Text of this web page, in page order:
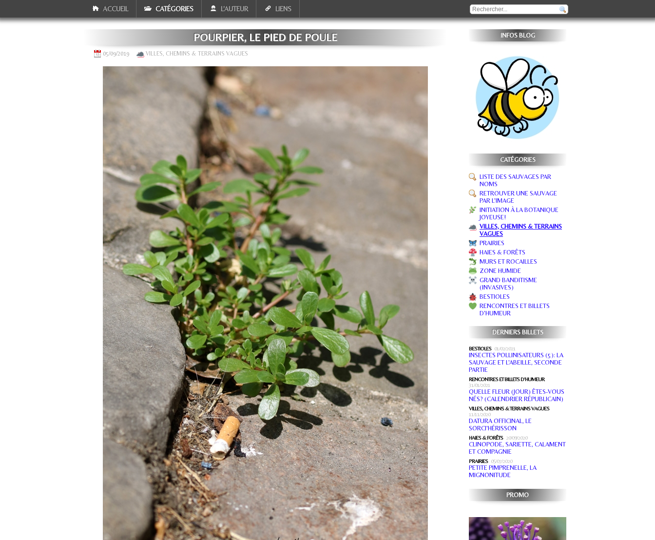
ACCUEIL CATÉGORIES L'AUTEUR LIENS
POURPIER, LE PIED DE POULE
05/09/2019 VILLES, CHEMINS & TERRAINS VAGUES
INFOS BLOG
CATÉGORIES
LISTE DES SAUVAGES PAR
NOMS
RETROUVER UNE SAUVAGE
PAR L'IMAGE
INITIATION À LA BOTANIQUE
JOYEUSE!
VILLES, CHEMINS & TERRAINS
VAGUES
PRAIRIES
HAIES & FORÊTS
MURS ET ROCAILLES
ZONE HUMIDE
GRAND BANDITISME
(INVASIVES)
BESTIOLES
RENCONTRES ET BILLETS
D'HUMEUR
DERNIERS BILLETS
BESTIOLES01/02/2021
INSECTES POLLINISATEURS (5): LA
SAUVAGE ET L'ABEILLE, SECONDE
PARTIE
RENCONTRES ET BILLETS D'HUMEUR
31/01/2021
QUELLE FLEUR (JOUR) ÊTES-VOUS
NÉS? (CALENDRIER RÉPUBLICAIN)
VILLES, CHEMINS & TERRAINS VAGUES
11/11/2020
DATURA OFFICINAL, LE
SORCI'HÉRISSON
HAIES & FORÊTS20/09/2020
CLINOPODE, SARIETTE, CALAMENT
ET COMPAGNIE
PRAIRIES05/07/2020
PETITE PIMPRENELLE, LA
MIGNONITUDE
PROMO